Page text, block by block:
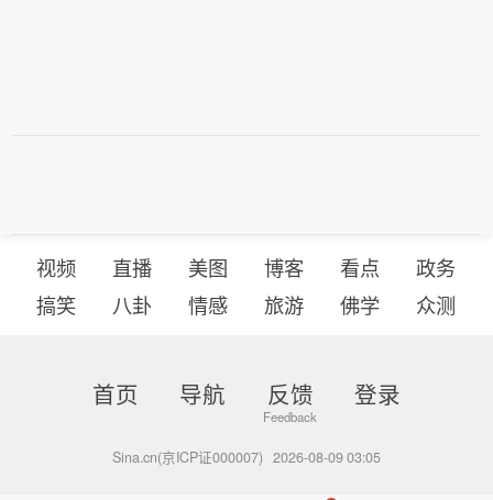
视频 直播 美图 博客 看点
政务
搞笑
八卦 情感 旅游 佛学 众测
首页 导航 反馈 登录
Sina.cn(京ICP证000007) 2026-08-09 03:05